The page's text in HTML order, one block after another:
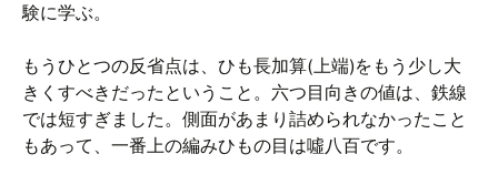
験に学ぶ。
もうひとつの反省点は、ひも長加算(上端)をもう少し大
きくすべきだったということ。六つ目向きの値は、鉄線
では短すぎました。側面があまり詰められなかったこと
もあって、一番上の編みひもの目は噓八百です。